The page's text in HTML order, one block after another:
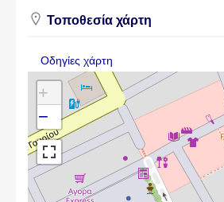
Τοποθεσία χάρτη
Οδηγίες χάρτη
+
−